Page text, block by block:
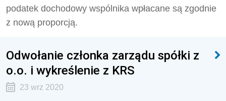
podatek dochodowy wspólnika wpłacane są zgodnie
z nową proporcją.
Odwołanie członka zarządu spółki z
o.o. i wykreślenie z KRS
23 wrz 2020